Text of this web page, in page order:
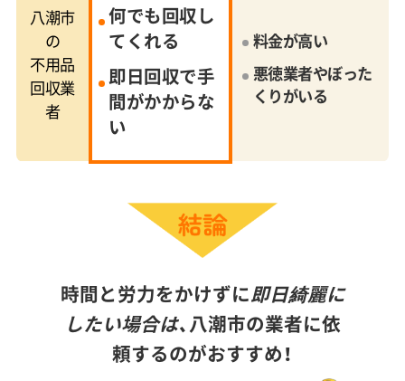
八潮市
の
不用品
回収業
者
何でも回収し
てくれる
即日回収で手
間がかからな
い
料金が高い
悪徳業者やぼった
くりがいる
時間と労力をかけずに即日綺麗に
したい場合は、八潮市の業者に依
頼するのがおすすめ！